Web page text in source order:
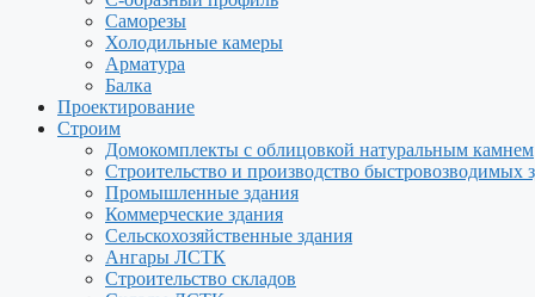
Саморезы
Холодильные камеры
Арматура
Балка
Проектирование
Строим
Домокомплекты с облицовкой натуральным камнем
Строительство и производство быстровозводимых
Промышленные здания
Коммерческие здания
Сельскохозяйственные здания
Ангары ЛСТК
Строительство складов